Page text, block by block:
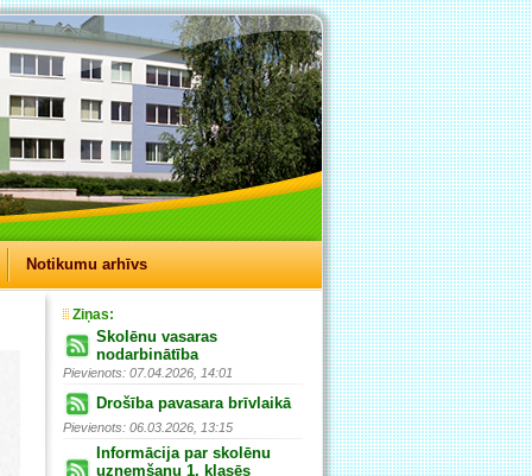
Notikumu arhīvs
Ziņas:
Skolēnu vasaras
nodarbinātība
Pievienots: 07.04.2026, 14:01
Drošība pavasara brīvlaikā
Pievienots: 06.03.2026, 13:15
Informācija par skolēnu
uzņemšanu 1. klasēs